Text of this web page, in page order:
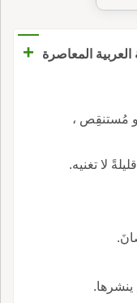
المعاصرة +
مُستنقِص ،
لا تغنيه.
ينشرها.